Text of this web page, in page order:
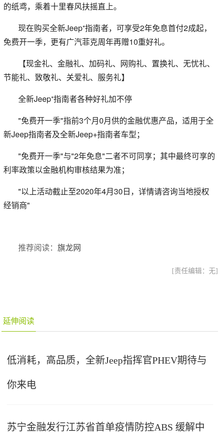
的纸鸢，乘着十里春风扶摇直上。
现在购买全新Jeep⁺指南者，可享受2年免息首付2成起，
免费开一季，更有广汽菲克周年再赠10重好礼。
【现金礼、金融礼、加码礼、网购礼、置换礼、无忧礼、
节能礼、致敬礼、关爱礼、服务礼】
全新Jeep⁺指南者各种好礼加不停
"免费开一季"指前3个月0月供的金融优惠产品，适用于全
新Jeep指南者及全新Jeep+指南者车型；
"免费开一季"与"2年免息"二者不可同享；其中最终可享的
利率政策以金融机构审核结果为准；
"以上活动截止至2020年4月30日，详情请咨询当地授权
经销商"
推荐阅读：旗龙网
[责任编辑：无]
延伸阅读
低消耗，高品质，全新Jeep指挥官PHEV期待与
你来电
苏宁金融发行江苏省首单疫情防控ABS 缓解中